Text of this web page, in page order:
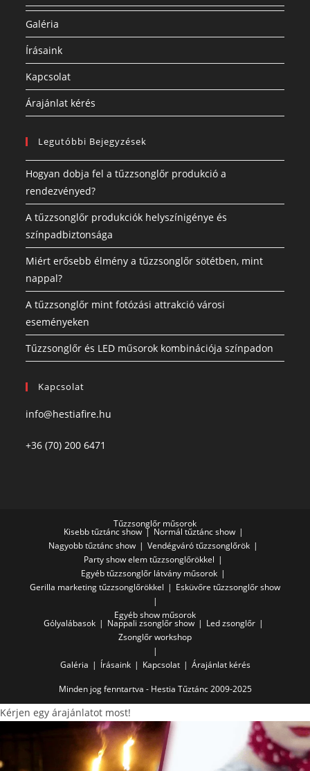
Galéria
Írásaink
Kapcsolat
Árajánlat kérés
Legutóbbi Bejegyzések
Hogyan dobja fel a tűzzsonglőr produkció a
rendezvényed?
A tűzzsonglőr produkciók helyszínigénye és
színpadbiztonsága
Miért erősebb élmény a tűzzsonglőr sötétben, mint
nappal?
A tűzzsonglőr mint fotózási attrakció városi
eseményeken
Tűzzsonglőr és LED műsorok kombinációja színpadon
Kapcsolat
info@hestiafire.hu
+36 (70) 200 6471
Tűzzsonglőr műsorok
Kisebb tűztánc show
Normál tűztánc show
Nagyobb tűztánc show
Vendégváró tűzzsonglőrök
Party show elem tűzzsonglőrökkel
Egyéb tűzzsonglőr látvány műsorok
Gerilla marketing tűzzsonglőrökkel
Esküvőre tűzzsonglőr show
Egyéb show műsorok
Gólyalábasok Nappali zsonglőr show
Led zsonglőr
Zsonglőr workshop
Galéria Írásaink Kapcsolat Árajánlat kérés
Minden jog fenntartva - Hestia Tűztánc 2009-2025
Kérjen egy árajánlatot most!